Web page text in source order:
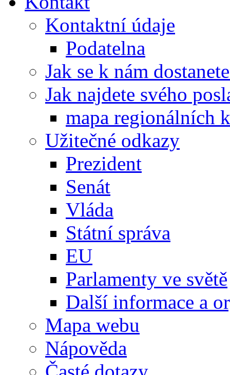
Kontaktní údaje
Podatelna
Jak se k nám
Jak najdete svého
mapa regionálních
Užitečné odkazy
Prezident
Senát
Vláda
Státní správa
EU
Parlamenty ve světě
Další informace a
Mapa webu
Nápověda